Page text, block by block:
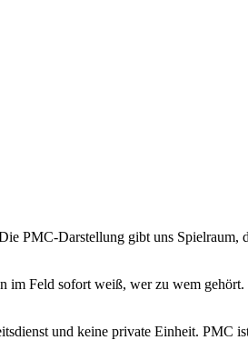
PMC-Darstellung gibt uns
Feld sofort weiß, wer zu wem
und keine private Einheit. PMC